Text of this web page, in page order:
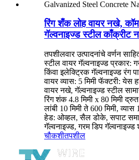
रिंग शँक लोह वायर नखे,
गॅल्वनाइज्ड स्टील काँक्रीट
तपशीलवार उत्पादनांचे वर्णन
स्टील वायर गॅल्वनाइज्ड प्रकार:
किंवा इलेक्ट्रिक गॅल्वनाइज्ड रंग
वायर व्यास: 5 मिमी फॅक्टरी: येस
वायर नखे, गॅल्वनाइज्ड स्टील
रिंग शंक 4.8 मिमी x 80 मिमी
लांबी 10 मिमी ते 600 मिमी,
हेड: ओव्हल, सैल डोके, सपाट
गॅल्वनाइज्ड, गरम डिप
चौकशीतपशील